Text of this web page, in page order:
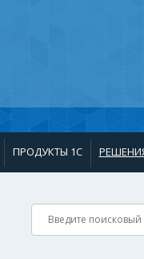
ПРОДУКТЫ 1С